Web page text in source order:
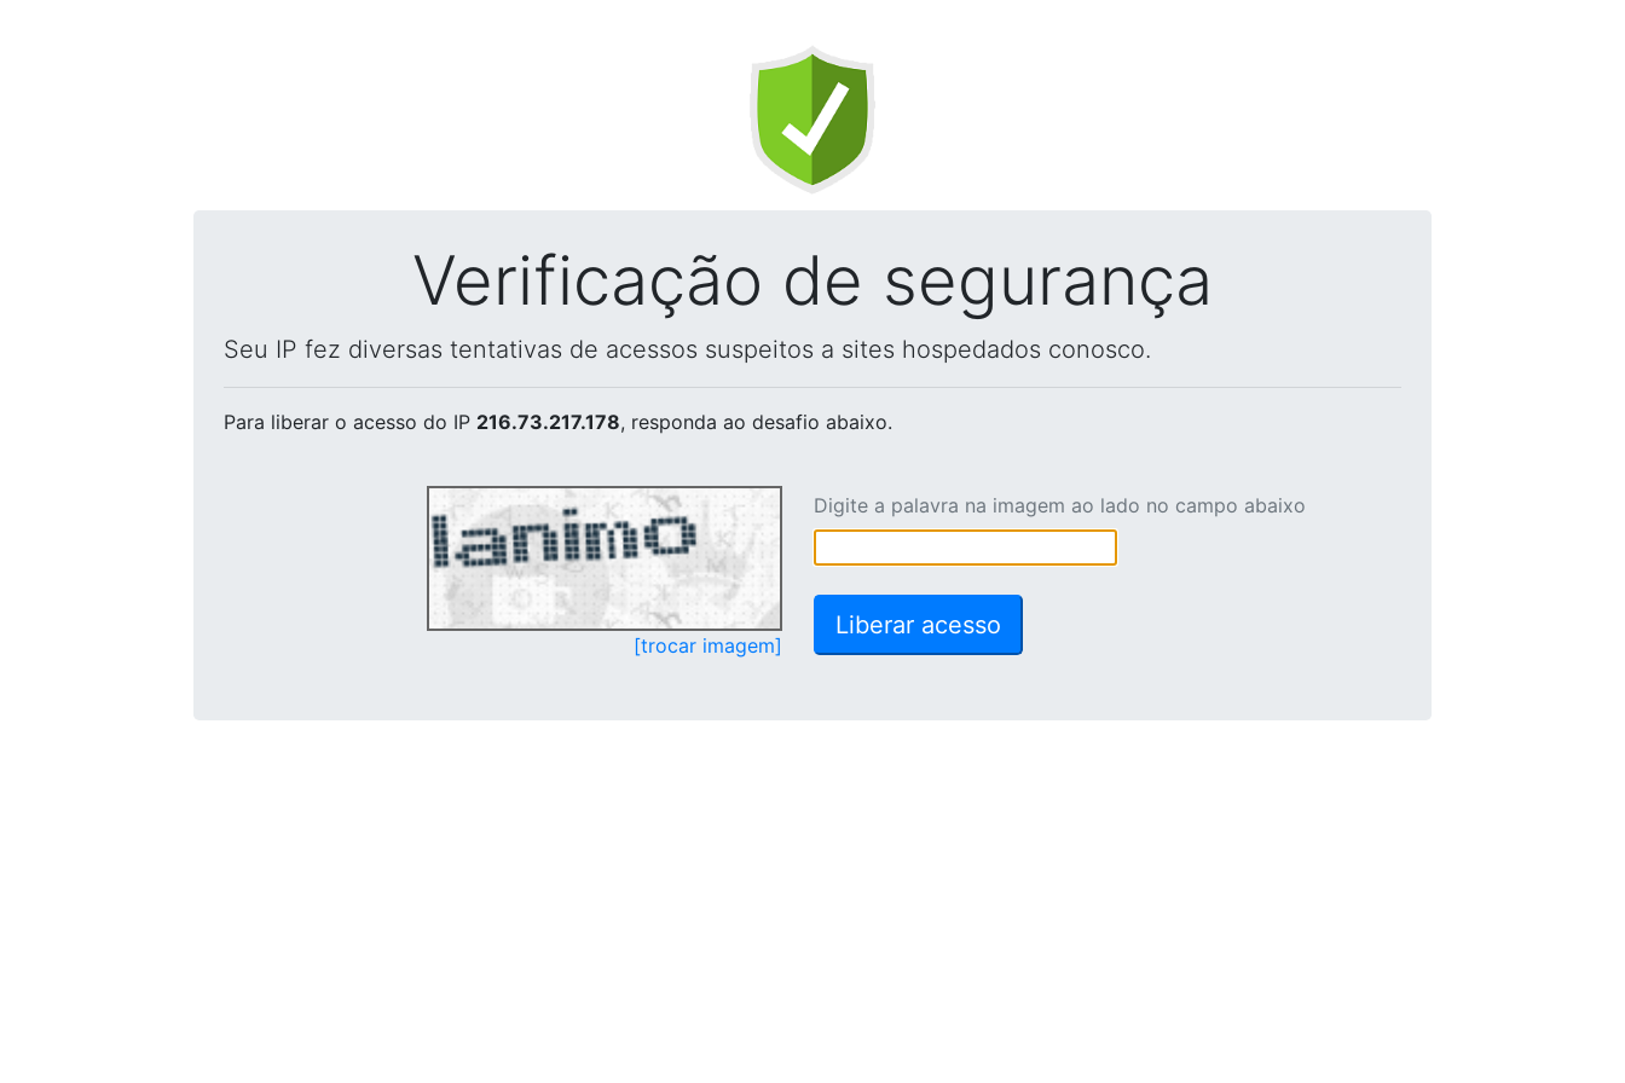
Verificação de segurança
Seu IP fez diversas tentativas de acessos suspeitos a sites hospedados conosco.
Para liberar o acesso do IP 216.73.217.178, responda ao desafio abaixo.
[trocar imagem]
Digite a palavra na imagem ao lado no campo abaixo